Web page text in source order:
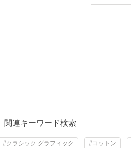
関連キーワード検索
#クラシック グラフィック #コットン